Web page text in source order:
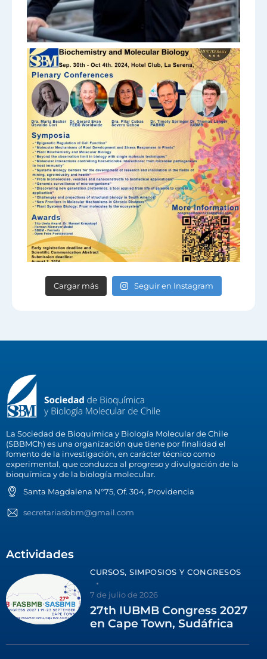
Cargar más Seguir en Instagram
La Sociedad de Bioquímica y Biología Molecular de Chile
(SBBMCh) es una organización que tiene por finalidad el
fomento de la investigación, en carácter técnico como
experimental, que conduzca al progreso y divulgación de la
bioquímica y de la biología molecular.
Santa Magdalena N°75, Of. 304, Providencia
secretariasbbm@gmail.com
Actividades
CURSOS, SIMPOSIOS Y CONGRESOS
7 de julio de 2026
27th IUBMB Congress 2027
en Cape Town, Sudáfrica